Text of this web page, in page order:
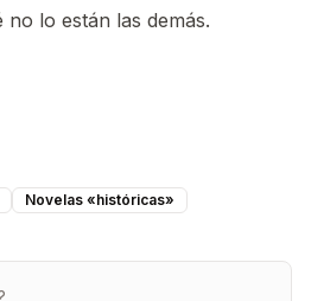
lo están las demás.
Novelas «históricas»